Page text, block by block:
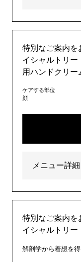
特別なご案内
イシャルトリー
用ハンドクリー
ケアする部位
顔
メニュー詳細
特別なご案内
イシャルトリー
解剖学から着想を